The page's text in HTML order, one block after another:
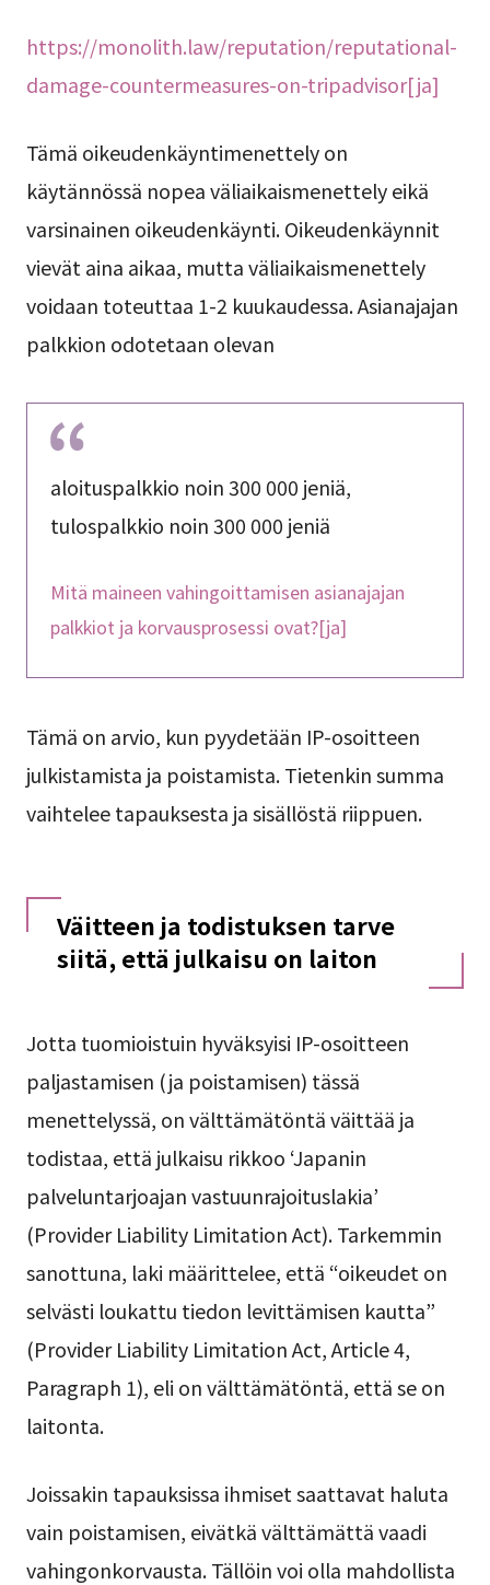
https://monolith.law/reputation/reputational-
damage-countermeasures-on-tripadvisor[ja]
Tämä oikeudenkäyntimenettely on
käytännössä nopea väliaikaismenettely eikä
varsinainen oikeudenkäynti. Oikeudenkäynnit
vievät aina aikaa, mutta väliaikaismenettely
voidaan toteuttaa 1-2 kuukaudessa. Asianajajan
palkkion odotetaan olevan
aloituspalkkio noin 300 000 jeniä,
tulospalkkio noin 300 000 jeniä
Mitä maineen vahingoittamisen asianajajan
palkkiot ja korvausprosessi ovat?[ja]
Tämä on arvio, kun pyydetään IP-osoitteen
julkistamista ja poistamista. Tietenkin summa
vaihtelee tapauksesta ja sisällöstä riippuen.
Väitteen ja todistuksen tarve
siitä, että julkaisu on laiton
Jotta tuomioistuin hyväksyisi IP-osoitteen
paljastamisen (ja poistamisen) tässä
menettelyssä, on välttämätöntä väittää ja
todistaa, että julkaisu rikkoo ‘Japanin
palveluntarjoajan vastuunrajoituslakia’
(Provider Liability Limitation Act). Tarkemmin
sanottuna, laki määrittelee, että “oikeudet on
selvästi loukattu tiedon levittämisen kautta”
(Provider Liability Limitation Act, Article 4,
Paragraph 1), eli on välttämätöntä, että se on
laitonta.
Joissakin tapauksissa ihmiset saattavat haluta
vain poistamisen, eivätkä välttämättä vaadi
vahingonkorvausta. Tällöin voi olla mahdollista